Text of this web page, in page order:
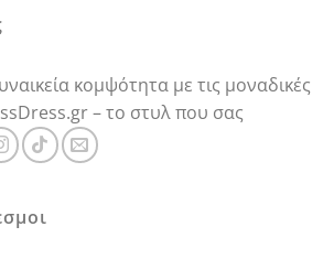
κομψότητα με τις μοναδικές
– το στυλ που σας